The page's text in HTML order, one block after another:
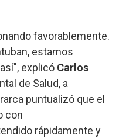
favorablemente.
estamos
explicó Carlos
de Salud, a
puntualizó que el
con
rápidamente y